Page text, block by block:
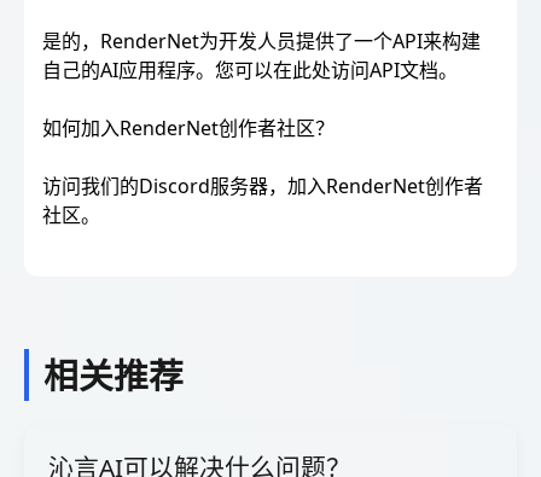
是的，RenderNet为开发人员提供了一个API来构建
自己的AI应用程序。您可以在此处访问API文档。
如何加入RenderNet创作者社区？
访问我们的Discord服务器，加入RenderNet创作者
社区。
相关推荐
沁言AI可以解决什么问题？